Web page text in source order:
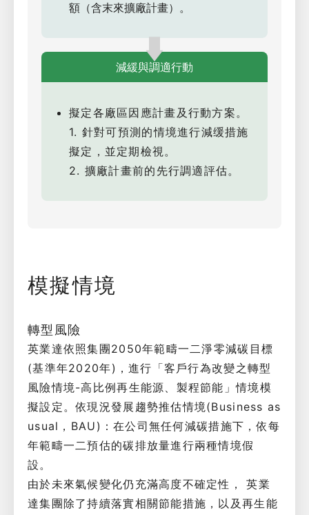
額（含末來擴廠計畫）。
減緩與調適行動
擬定各廠區因應計畫及行動方案。
1. 針對可預測的情境進行減缓措施
擬定，並定期檢視。
2. 擴廠計畫前的先行調適評估。
模擬情境
轉型風險
英業達依照集團2050年範疇一二淨零減碳目標
(基準年2020年)，進行「客戶行為改變之轉型
風險情境-高比例再生能源、製程節能」情境模
擬設定。依現況發展趨勢推估情境(Business as
usual，BAU)：在公司無任何減碳措施下，依每
年範疇一二預估的碳排放量進行兩種情境假
設。
由於未來氣候變化仍充滿高度不確定性， 英業
達集團除了持續落實相關節能措施，以及再生能